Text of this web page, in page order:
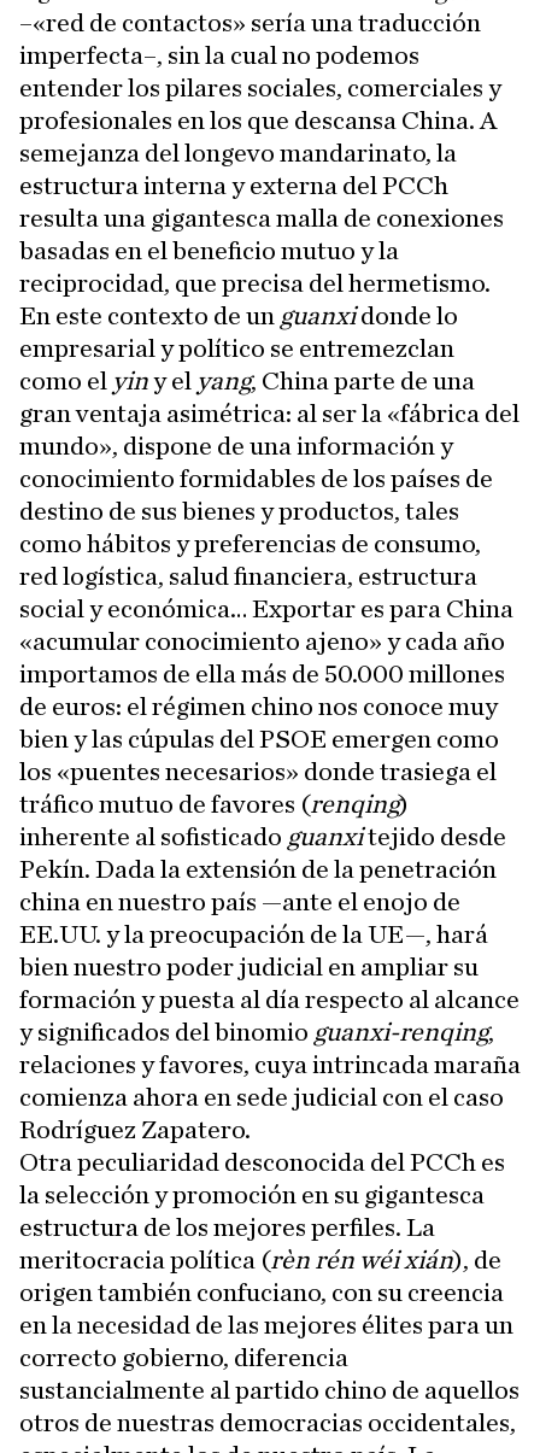
–«red de contactos» sería una traducción
imperfecta–, sin la cual no podemos
entender los pilares sociales, comerciales y
profesionales en los que descansa China. A
semejanza del longevo mandarinato, la
estructura interna y externa del PCCh
resulta una gigantesca malla de conexiones
basadas en el beneficio mutuo y la
reciprocidad, que precisa del hermetismo.
En este contexto de un guanxidonde lo
empresarial y político se entremezclan
como el yiny el yang, China parte de una
gran ventaja asimétrica: al ser la «fábrica del
mundo», dispone de una información y
conocimiento formidables de los países de
destino de sus bienes y productos, tales
como hábitos y preferencias de consumo,
red logística, salud financiera, estructura
social y económica… Exportar es para China
«acumular conocimiento ajeno» y cada año
importamos de ella más de 50.000 millones
de euros: el régimen chino nos conoce muy
bien y las cúpulas del PSOE emergen como
los «puentes necesarios» donde trasiega el
tráfico mutuo de favores (renqing)
inherente al sofisticado guanxitejido desde
Pekín. Dada la extensión de la penetración
china en nuestro país —ante el enojo de
EE.UU. y la preocupación de la UE—, hará
bien nuestro poder judicial en ampliar su
formación y puesta al día respecto al alcance
y significados del binomio guanxi-renqing,
relaciones y favores, cuya intrincada maraña
comienza ahora en sede judicial con el caso
Rodríguez Zapatero.
Otra peculiaridad desconocida del PCCh es
la selección y promoción en su gigantesca
estructura de los mejores perfiles. La
meritocracia política (rèn rén wéi xián), de
origen también confuciano, con su creencia
en la necesidad de las mejores élites para un
correcto gobierno, diferencia
sustancialmente al partido chino de aquellos
otros de nuestras democracias occidentales,